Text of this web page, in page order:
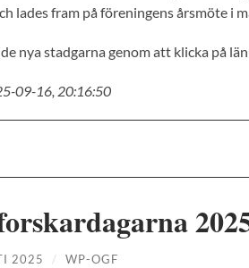
lades fram på föreningens årsmöte i
nya stadgarna genom att klicka på
09-16, 20:16:50
2025 / WP-OGF